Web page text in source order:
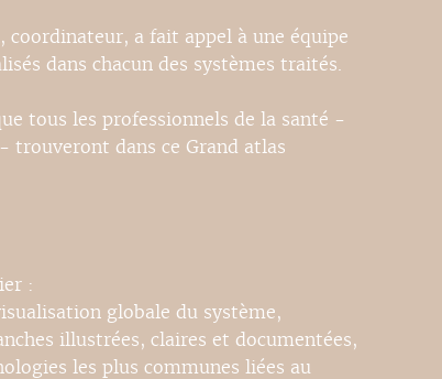
a fait appel à une équipe
dans chacun des systèmes traités.
tous les professionnels de la santé -
trouveront dans ce Grand atlas
:
globale du système,
illustrées, claires et documentées,
les plus communes liées au